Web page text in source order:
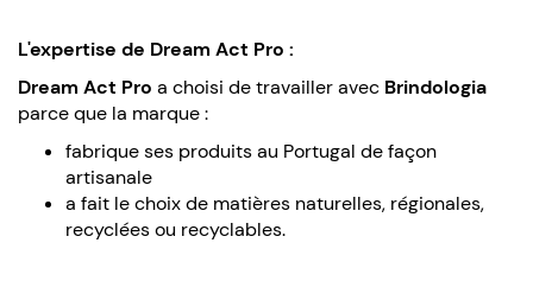
L'expertise de Dream Act Pro :
Dream Act Pro a choisi de travailler avec Brindologia
parce que la marque :
fabrique ses produits au Portugal de façon
artisanale
a fait le choix de matières naturelles, régionales,
recyclées ou recyclables.